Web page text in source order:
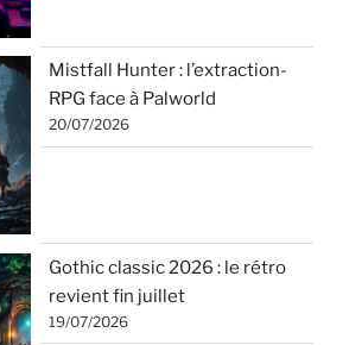
Mistfall Hunter : l’extraction-
RPG face à Palworld
20/07/2026
Gothic classic 2026 : le rétro
revient fin juillet
19/07/2026